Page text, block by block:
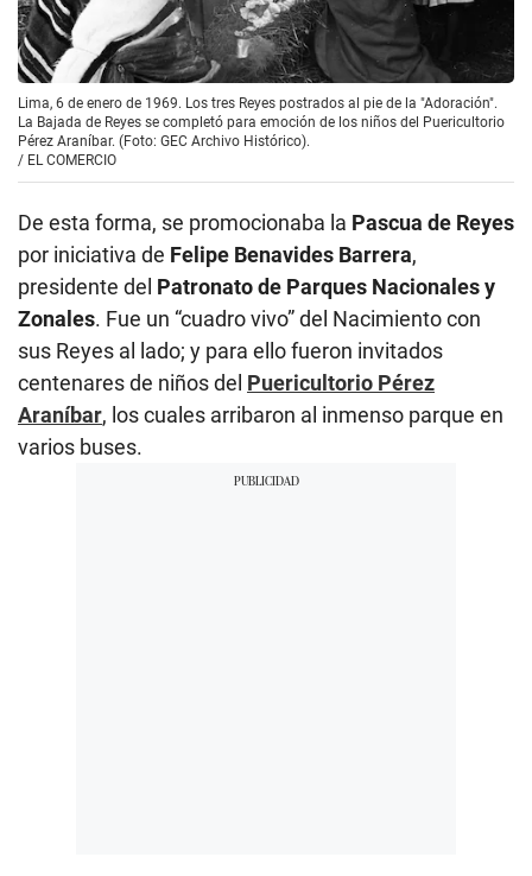
Lima, 6 de enero de 1969. Los tres Reyes postrados al pie de la "Adoración".
La Bajada de Reyes se completó para emoción de los niños del Puericultorio
Pérez Araníbar. (Foto: GEC Archivo Histórico).
/ EL COMERCIO
De esta forma, se promocionaba la Pascua de Reyes
por iniciativa de Felipe Benavides Barrera,
presidente del Patronato de Parques Nacionales y
Zonales. Fue un “cuadro vivo” del Nacimiento con
sus Reyes al lado; y para ello fueron invitados
centenares de niños del Puericultorio Pérez
Araníbar, los cuales arribaron al inmenso parque en
varios buses.